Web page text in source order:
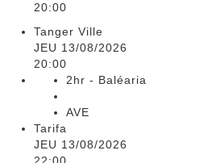
20:00
Tanger Ville
JEU 13/08/2026
20:00
2hr - Baléaria
AVE
Tarifa
JEU 13/08/2026